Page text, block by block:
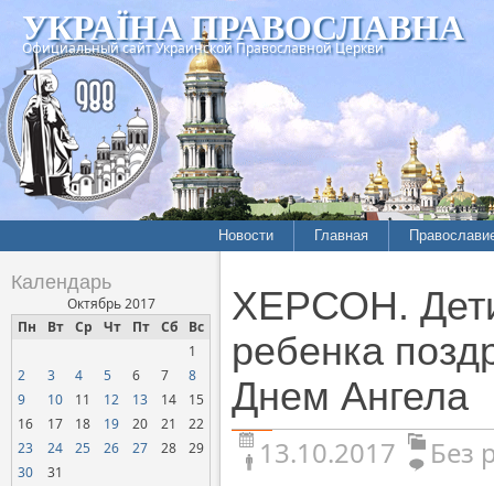
УКРАЇНА ПРАВОСЛАВНА
Официальный сайт Украинской Православной Церкви
Новости Главная
Календарь
Октябрь 2017
Пн
Вт Ср Чт Пт Сб Вс
1
2
3 4 5 6 7
8
9
10 11 12 13 14
15
16
17 18 19 20 21
22
23
24 25 26 27 28
29
30
31
ХЕРСОН. Дети
ребенка
Днем Ангела
13.10.2017
Без